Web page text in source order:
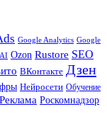
Google Analytics Google
Ozon Rustore SEO
ВКонтакте Дзен
Нейросети Обучение
Реклама Роскомнадзор